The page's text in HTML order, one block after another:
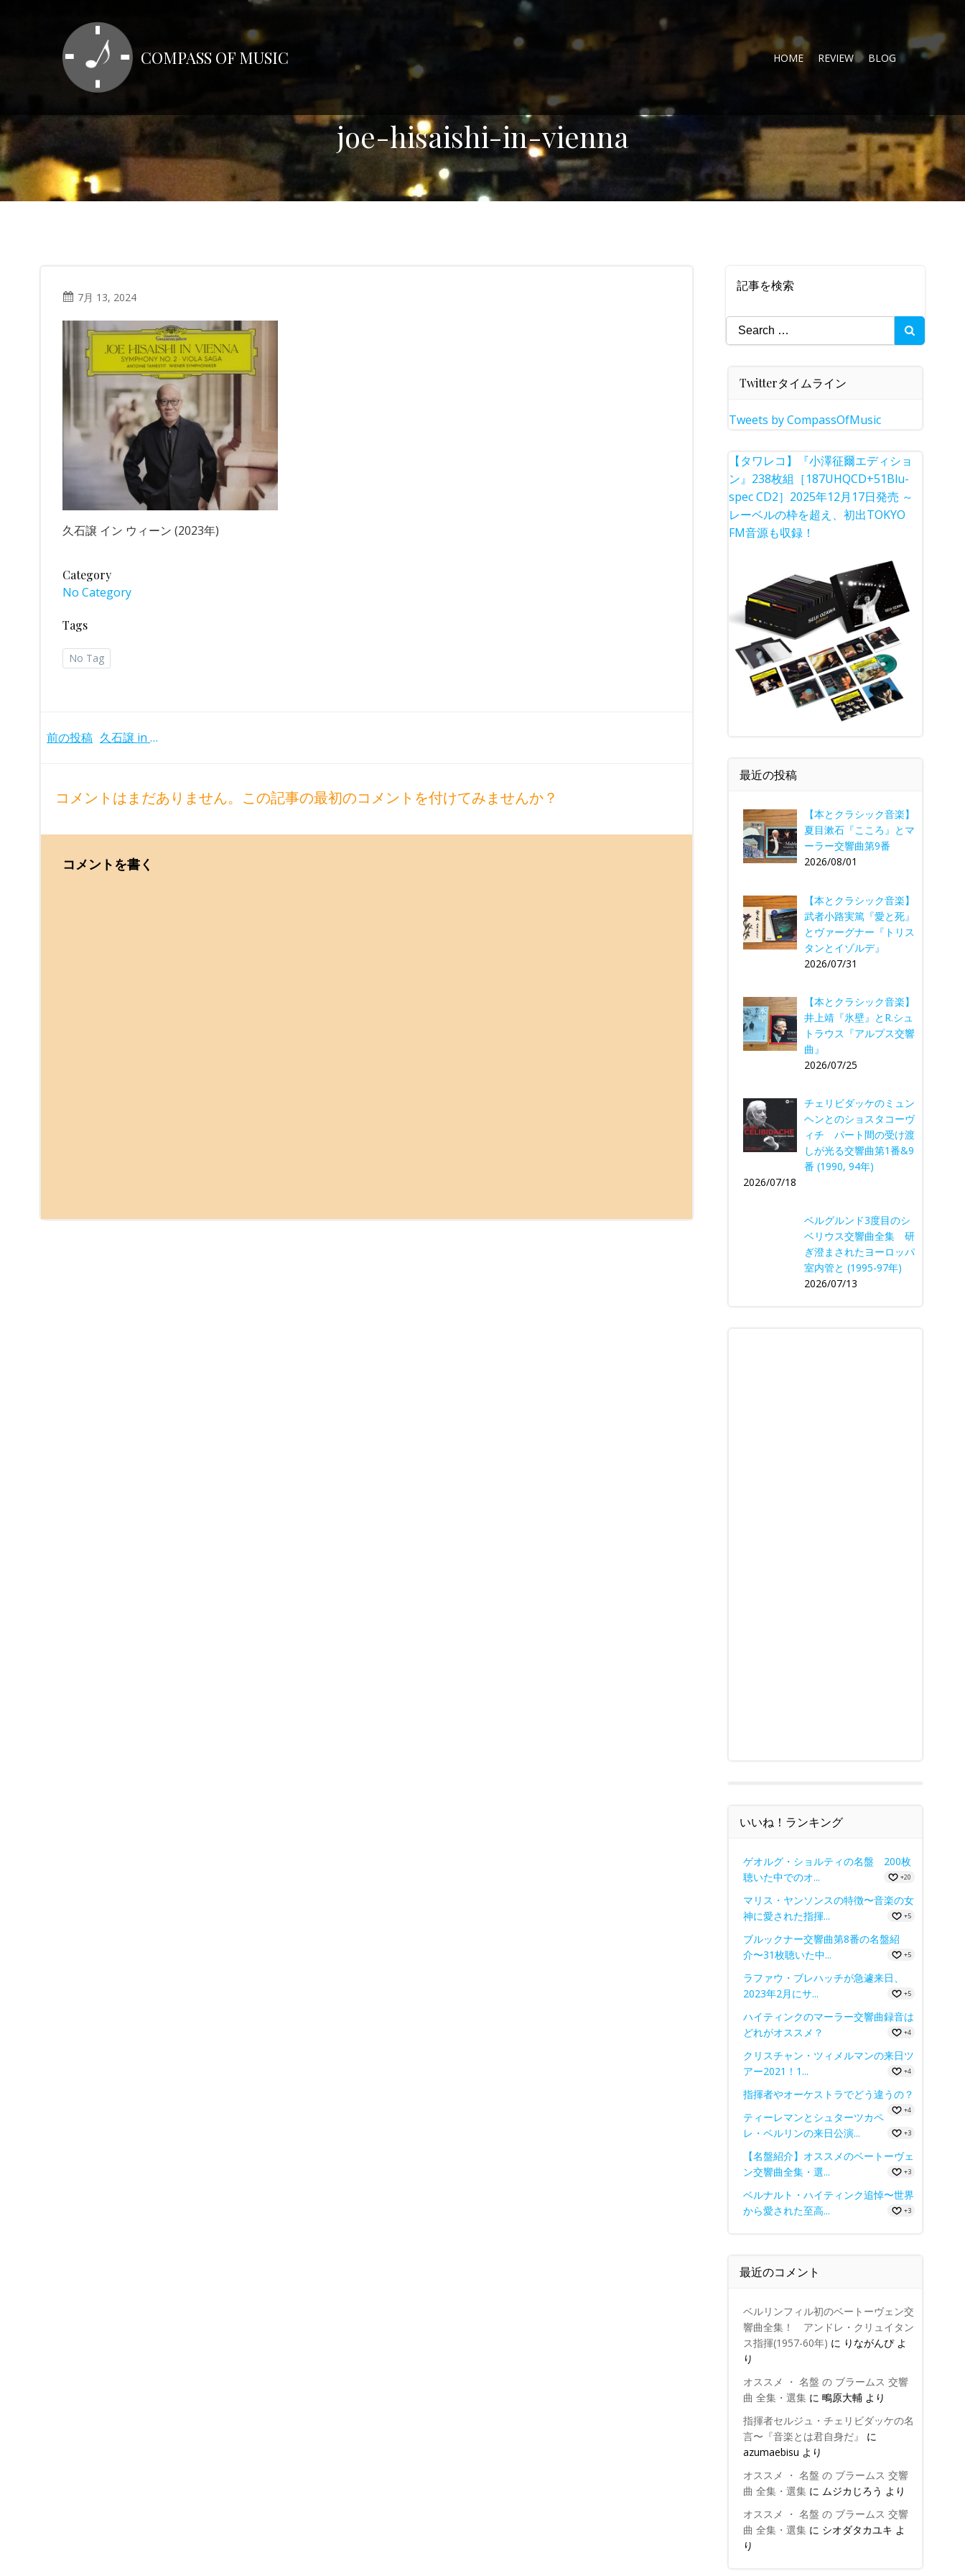
キ
ッ
プ
COMPASS OF MUSIC HOME REVIEW BLOG
joe-hisaishi-in-vienna
7月 13, 2024
久石譲 イン ウィーン (2023年)
Category
No Category
Tags
No Tag
Post
前の投稿 久石譲 in ウィーン ムジークフェラインザールでの自作の交響曲第2番他 ウィーン響 (2023年)
コメントはまだありません。この記事の最初のコメントを付けてみませんか？
コメントを書く
記事を検索
Search
for:
Twitterタイムライン
Tweets by CompassOfMusic
【タワレコ】『小澤征爾エディショ
ン』238枚組［187UHQCD+51Blu-
spec CD2］2025年12月17日発売 ～
レーベルの枠を超え、初出TOKYO
FM音源も収録！
最近の投稿
【本とクラシック音楽】
夏目漱石『こころ』とマ
ーラー交響曲第9番
2026/08/01
【本とクラシック音楽】
武者小路実篤『愛と死』
とヴァーグナー『トリス
タンとイゾルデ』
2026/07/31
【本とクラシック音楽】
井上靖『氷壁』とR.シュ
トラウス『アルプス交響
曲』
2026/07/25
チェリビダッケのミュン
ヘンとのショスタコーヴ
ィチ パート間の受け渡
しが光る交響曲第1番&9
番 (1990, 94年)
2026/07/18
ベルグルンド3度目のシ
ベリウス交響曲全集 研
ぎ澄まされたヨーロッパ
室内管と (1995-97年)
2026/07/13
いいね！ランキング
ゲオルグ・ショルティの名盤 200枚
聴いた中でのオ...
+20
マリス・ヤンソンスの特徴〜音楽の女
神に愛された指揮...
+5
ブルックナー交響曲第8番の名盤紹
介〜31枚聴いた中...
+5
ラファウ・ブレハッチが急遽来日、
2023年2月にサ...
+5
ハイティンクのマーラー交響曲録音は
どれがオススメ？
+4
クリスチャン・ツィメルマンの来日ツ
アー2021！1...
+4
指揮者やオーケストラでどう違うの？
+4
ティーレマンとシュターツカペ
レ・ベルリンの来日公演...
+3
【名盤紹介】オススメのベートーヴェ
ン交響曲全集・選...
+3
ベルナルト・ハイティンク追悼〜世界
から愛された至高...
+3
最近のコメント
ベルリンフィル初のベートーヴェン交
響曲全集！ アンドレ・クリュイタン
ス指揮(1957-60年) に りながんぴよ
り
オススメ ・ 名盤 の ブラームス 交響
曲 全集・選集に 鴫原大輔より
指揮者セルジュ・チェリビダッケの名
言〜『音楽とは君自身だ』
に
azumaebisu より
オススメ ・ 名盤 の ブラームス 交響
曲 全集・選集に ムジカじろう より
オススメ ・ 名盤 の ブラームス 交響
曲 全集・選集に シオダタカユキ よ
り